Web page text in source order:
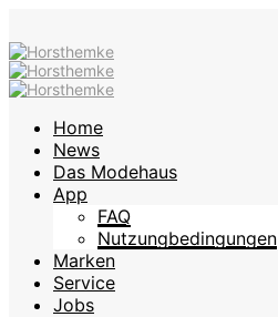
Home
News
Das Modehaus
App
FAQ
Nutzungbedingungen
Marken
Service
Jobs